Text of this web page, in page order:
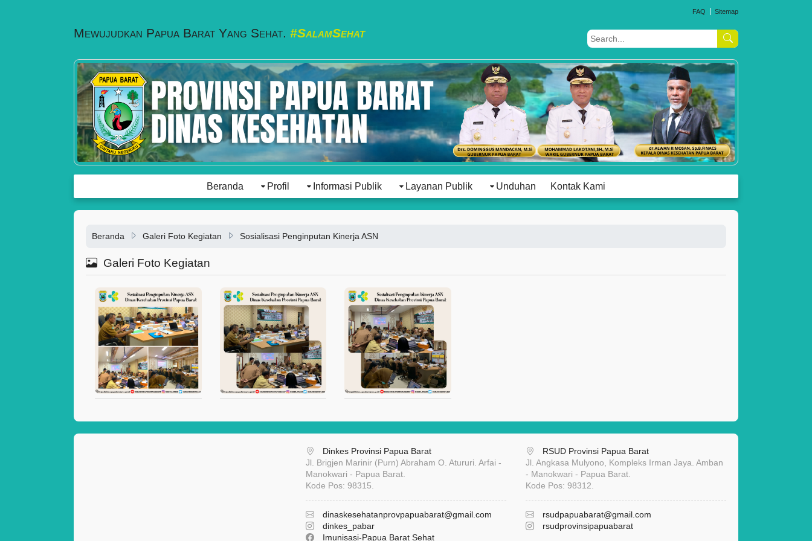
FAQ Sitemap
Mewujudkan Papua Barat Yang Sehat. #SalamSehat
Beranda Profil Informasi Publik Layanan Publik Unduhan Kontak Kami
Beranda Galeri Foto Kegiatan Sosialisasi Penginputan Kinerja ASN
Galeri Foto Kegiatan
Dinkes Provinsi Papua Barat
Jl. Brigjen Marinir (Purn) Abraham O. Atururi. Arfai -
Manokwari - Papua Barat.
Kode Pos: 98315.
dinaskesehatanprovpapuabarat@gmail.com
dinkes_pabar
Imunisasi-Papua Barat Sehat
RSUD Provinsi Papua Barat
Jl. Angkasa Mulyono, Kompleks Irman Jaya. Amban
- Manokwari - Papua Barat.
Kode Pos: 98312.
rsudpapuabarat@gmail.com
rsudprovinsipapuabarat